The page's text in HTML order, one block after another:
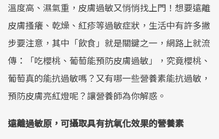
溫度高、濕氣重，皮膚過敏又悄悄找上門！想要遠離
皮膚搔癢、乾燥、紅疹等過敏症狀，生活中有許多撇
步要注意，其中「飲食」就是關鍵之一，網路上就流
傳：「吃櫻桃、葡萄能預防皮膚過敏」，究竟櫻桃、
葡萄真的能抗過敏嗎？又有哪一些營養素能抗過敏，
預防皮膚亮紅燈呢？讓營養師為你解惑。
遠離過敏原，可攝取具有抗氧化效果的營養素